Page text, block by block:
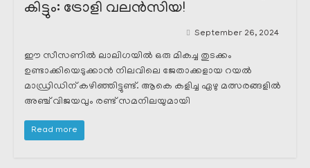
കിട്ടും: ട്രോളി വലൻസിയ!
September 26, 2024
ഈ സീസണിൽ ലാലിഗയിൽ ഒരു മികച്ച തുടക്കം
ഉണ്ടാക്കിയെടുക്കാൻ നിലവിലെ ജേതാക്കളായ റയൽ
മാഡ്രിഡിന് കഴിഞ്ഞിട്ടുണ്ട്. ആകെ കളിച്ച ഏഴു മത്സരങ്ങളിൽ
അഞ്ച് വിജയവും രണ്ട് സമനിലയുമായി
Read more